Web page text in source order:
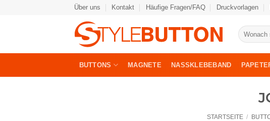
Über uns Kontakt Häufige Fragen/FAQ Druckvorlagen
Suche
nach:
BUTTONS MAGNETE NASSKLEBEBAND
STARTSEITE /